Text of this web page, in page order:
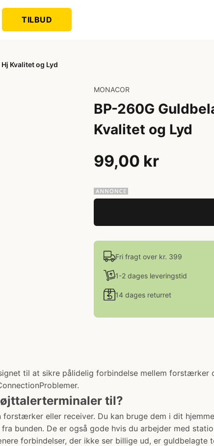
TILBUD
Kvalitet og Lyd
MONACOR
BP-260G
Kvalitet og Lyd
99,00 kr
Fri fragt over kr. 399
1-2 dages leveringstid
14 dages returret
til at sikre pålidelig forbindelse mellem forstærker
til?
eller receiver. Du kan bruge dem i dit
bunden. De er også gode hvis du arbejder med
forbindelser, der ikke ser billige ud, er guldbelagte